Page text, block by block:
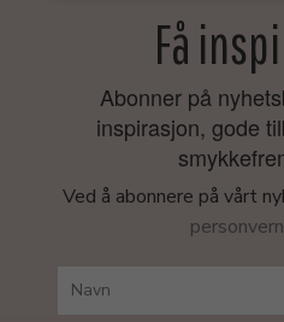
Få
Abonner på
inspirasjon, gode
Ved å abonnere på vårt